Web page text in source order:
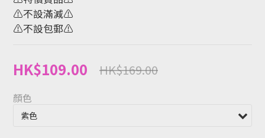
⚠️不設滿減⚠️
⚠️不設包郵⚠️
HK$109.00 HK$169.00
顏色